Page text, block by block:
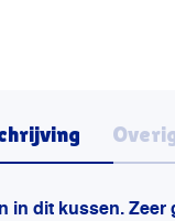
in dit kussen.